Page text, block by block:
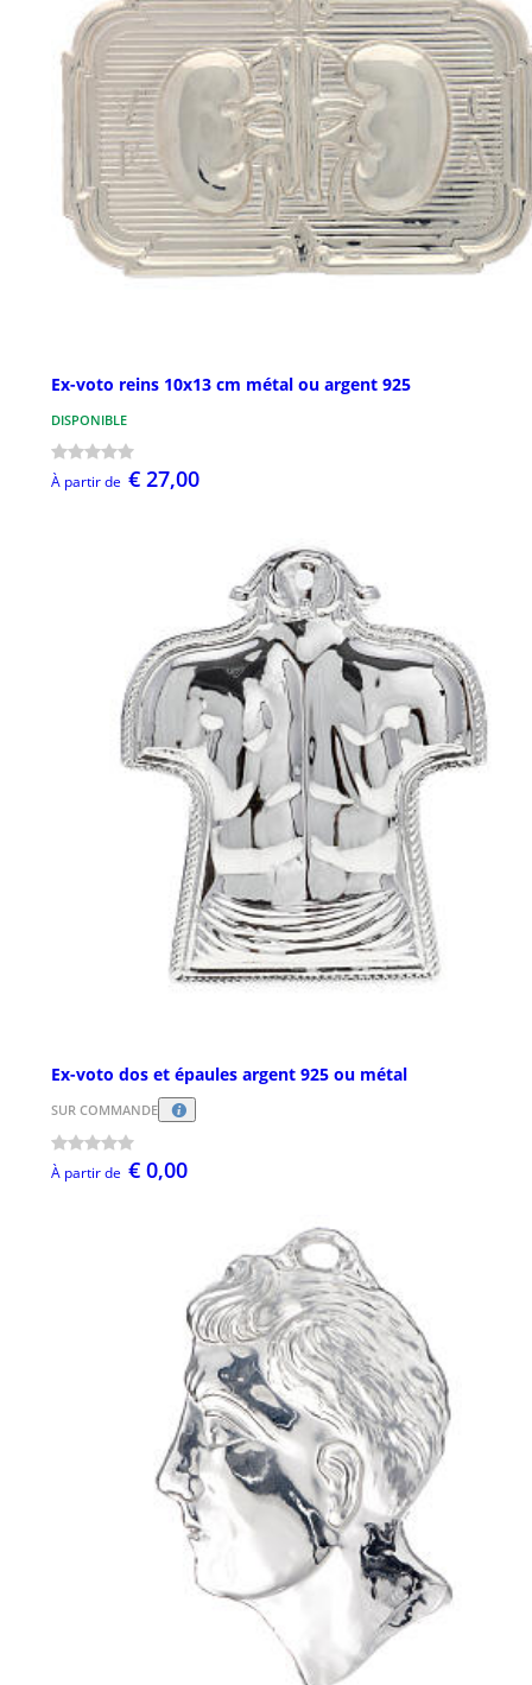
Ex-voto reins 10x13 cm métal ou argent 925
DISPONIBLE
À partir de € 27,00
Ex-voto dos et épaules argent 925 ou métal
SUR COMMANDE
À partir de € 0,00